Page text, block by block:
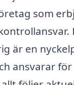
som
är en
ansvarar